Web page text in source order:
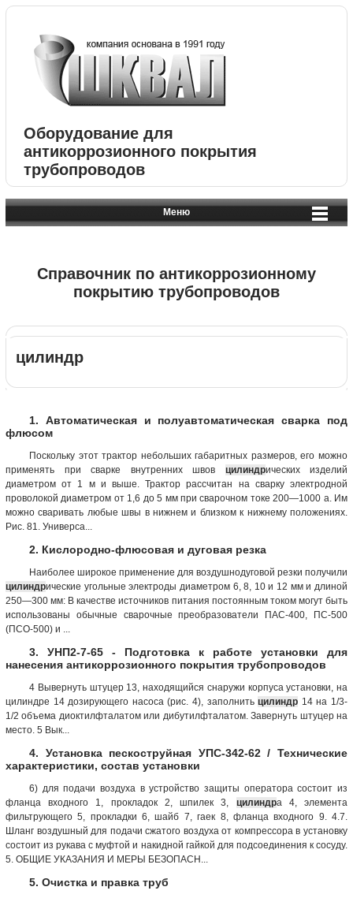
Оборудование для
антикоррозионного покрытия
трубопроводов
Меню
Справочник по антикоррозионному
покрытию трубопроводов
цилиндр
1. Автоматическая и полуавтоматическая сварка под
флюсом
Поскольку этот трактор небольших габаритных размеров, его можно
применять при сварке внутренних швов цилиндрических изделий
диаметром от 1 м и выше. Трактор рассчитан на сварку электродной
проволокой диаметром от 1,6 до 5 мм при сварочном токе 200—1000 а. Им
можно сваривать любые швы в нижнем и близком к нижнему положениях.
Рис. 81. Универса...
2. Кислородно-флюсовая и дуговая резка
Наиболее широкое применение для воздушнодуговой резки получили
цилиндрические угольные электроды диаметром 6, 8, 10 и 12 мм и длиной
250—300 мм: В качестве источников питания постоянным током могут быть
использованы обычные сварочные преобразователи ПАС-400, ПС-500
(ПСО-500) и ...
3. УНП2-7-65 - Подготовка к работе установки для
нанесения антикоррозионного покрытия трубопроводов
4 Вывернуть штуцер 13, находящийся снаружи корпуса установки, на
цилиндре 14 дозирующего насоса (рис. 4), заполнитьцилиндр 14 на 1/3-
1/2 объема диоктилфталатом или дибутилфталатом. Завернуть штуцер на
место. 5 Вык...
4. Установка пескоструйная УПС-342-62 / Технические
характеристики, состав установки
6) для подачи воздуха в устройство защиты оператора состоит из
фланца входного 1, прокладок 2, шпилек 3, цилиндра 4, элемента
фильтрующего 5, прокладки 6, шайб 7, гаек 8, фланца входного 9. 4.7.
Шланг воздушный для подачи сжатого воздуха от компрессора в установку
состоит из рукава с муфтой и накидной гайкой для подсоединения к сосуду.
5. ОБЩИЕ УКАЗАНИЯ И МЕРЫ БЕЗОПАСН...
5. Очистка и правка труб